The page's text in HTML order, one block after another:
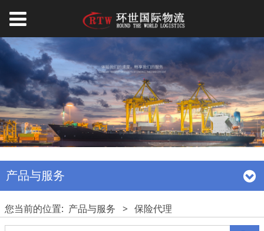
产品与服务
您当前的位置: 产品与服务 > 保险代理